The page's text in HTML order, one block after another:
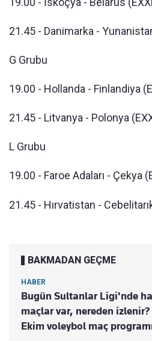
21.45 - Danimarka -
G Grubu
19.00 - Hollanda - Finlandiya
21.45 - Litvanya - Polonya
L Grubu
19.00 - Faroe Adaları - Çekya
21.45 - Hırvatistan -
BAKMADAN GEÇME
HABER
Bugün Sultanlar Ligi'nde
maçlar var, nereden izlenir?
Ekim voleybol maç